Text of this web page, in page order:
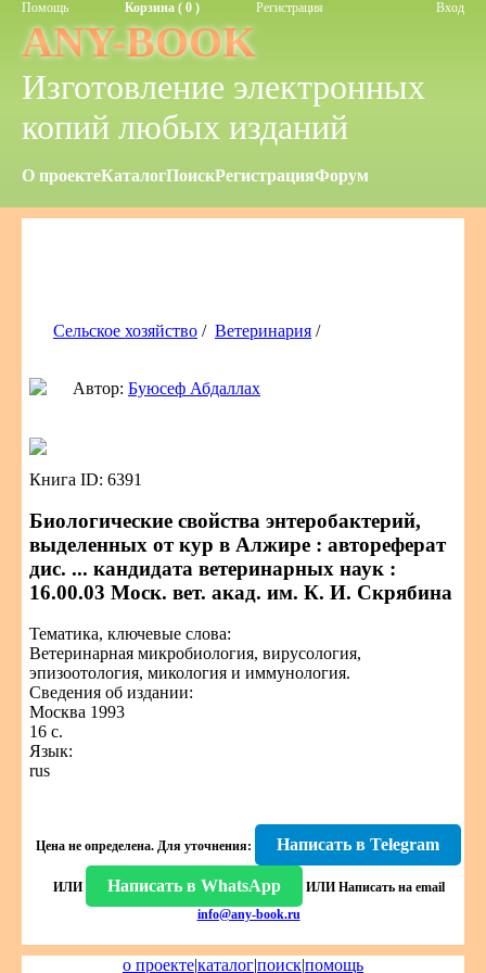
Помощь Корзина ( 0 ) Регистрация Вход
ANY-BOOK
Изготовление электронных
копий любых изданий
О проектеКаталогПоискРегистрацияФорум
Сельское хозяйство / Ветеринария /
Автор: Буюсеф Абдаллах
Книга ID: 6391
Биологические свойства энтеробактерий,
выделенных от кур в Алжире : автореферат
дис. ... кандидата ветеринарных наук :
16.00.03 Моск. вет. акад. им. К. И. Скрябина
Тематика, ключевые слова:
Ветеринарная микробиология, вирусология,
эпизоотология, микология и иммунология.
Сведения об издании:
Москва 1993
16 с.
Язык:
rus
Цена не определена. Для уточнения: Написать в Telegram
ИЛИ Написать в WhatsApp ИЛИ Написать на email
info@any-book.ru
о проекте|каталог|поиск|помощь